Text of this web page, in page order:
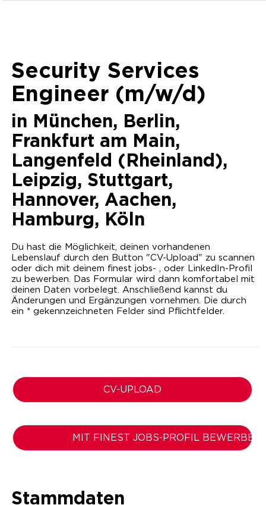
Security Services
Engineer (m/w/d)
in München, Berlin,
Frankfurt am Main,
Langenfeld (Rheinland),
Leipzig, Stuttgart,
Hannover, Aachen,
Hamburg, Köln
Du hast die Möglichkeit, deinen vorhandenen
Lebenslauf durch den Button "CV-Upload" zu scannen
oder dich mit deinem finest jobs- , oder LinkedIn-Profil
zu bewerben. Das Formular wird dann komfortabel mit
deinen Daten vorbelegt. Anschließend kannst du
Änderungen und Ergänzungen vornehmen. Die durch
ein * gekennzeichneten Felder sind Pflichtfelder.
CV-UPLOAD
MIT FINEST JOBS-PROFIL BEWERBEN
Stammdaten